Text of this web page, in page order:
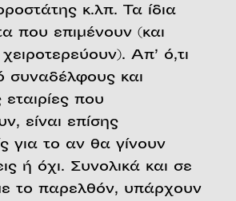
κ.λπ. Τα ίδια
που επιμένουν (και
Απ’ ό,τι
και
εταιρίες που
είναι επίσης
για το αν θα γίνουν
ή όχι. Συνολικά και σε
το παρελθόν, υπάρχουν